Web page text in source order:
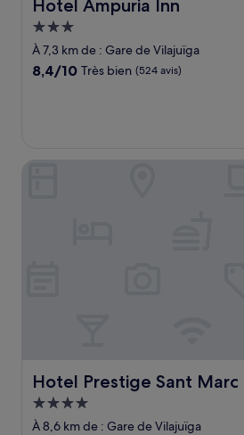
Hotel Ampuria Inn
Hébergement
3.0 étoiles
À 7,3 km de : Gare de Vilajuïga
8.4
8,4/10 Très bien (524 avis)
Hotel Prestige Sant Marc
Hotel Prestige Sant Marc
Hébergement
4.0 étoiles
À 8,6 km de : Gare de Vilajuïga